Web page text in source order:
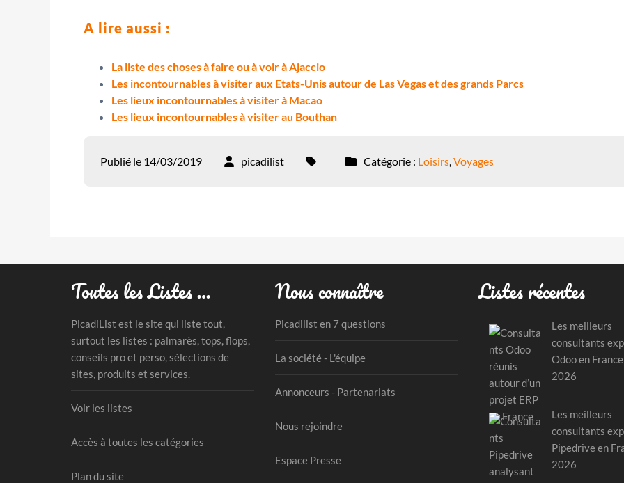
A lire aussi :
La liste des choses à faire ou à voir à Ajaccio
Les incontournables à visiter aux Etats-Unis autour de Las Vegas et des grands Parcs
Les lieux incontournables à visiter à Macao
Les lieux incontournables à visiter au Bouthan
Publié le 14/03/2019 picadilist Catégorie : Loisirs,Voyages
Toutes les Listes …
PicadiList est le site qui liste tout,
surtout les listes : palmarès, tops, flops,
conseils pro et perso, sélections de
sites, produits et services.
Voir les listes
Accès à toutes les catégories
Plan du site
Nous connaître
Picadilist en 7 questions
La société - L'équipe
Annonceurs - Partenariats
Nous rejoindre
Espace Presse
Listes récentes
Les meilleurs
consultants
Odoo en
2026
Les meilleurs
consultants
Pipedrive en
2026